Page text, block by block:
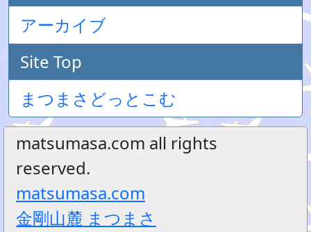
アーカイブ
Site Top
まつまさどっとこむ
matsumasa.com all rights
reserved.
matsumasa.com
金剛山麓 まつまさ